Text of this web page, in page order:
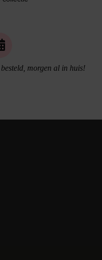
morgen al in huis!
Zwarte